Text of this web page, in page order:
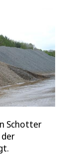
Schotter